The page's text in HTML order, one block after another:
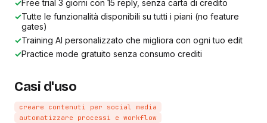
✓Free trial 3 giorni con 15 reply, senza carta di credito
✓Tutte le funzionalità disponibili su tutti i piani (no feature
gates)
✓Training AI personalizzato che migliora con ogni tuo edit
✓Practice mode gratuito senza consumo crediti
Casi d'uso
creare contenuti per social media
automatizzare processi e workflow